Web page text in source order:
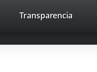
Enlace
una
Enlace
una
Enlace
una
Buscar
Transparencia